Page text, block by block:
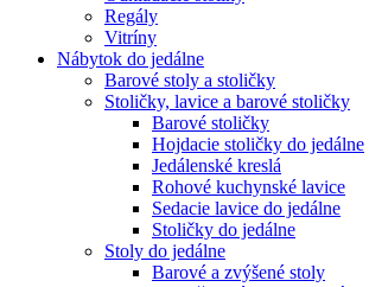
Regály
Vitríny
Nábytok do jedálne
Barové stoly a stoličky
Stoličky, lavice a barové stoličky
Barové stoličky
Hojdacie stoličky do jedálne
Jedálenské kreslá
Rohové kuchynské lavice
Sedacie lavice do jedálne
Stoličky do jedálne
Stoly do jedálne
Barové a zvýšené stoly